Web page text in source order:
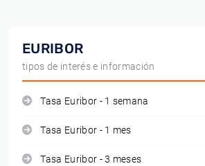
EURIBOR
tipos de interés e información
Tasa Euribor - 1 semana
Tasa Euribor - 1 mes
Tasa Euribor - 3 meses